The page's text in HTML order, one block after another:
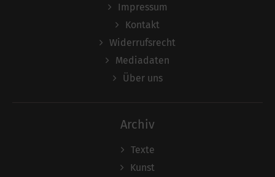
Impressum
Kontakt
Widerrufsrecht
Mediadaten
Über uns
Archiv
Texte
Kunst